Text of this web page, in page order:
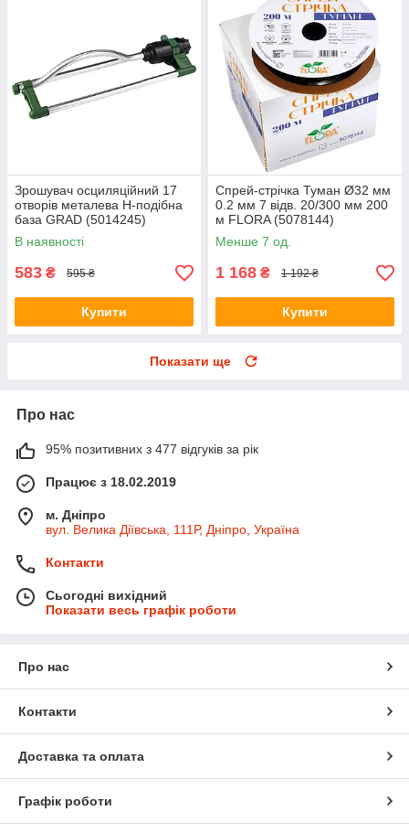
Зрошувач осциляційний 17
отворів металева Н-подібна
база GRAD (5014245)
В наявності
583 ₴ 595 ₴
Купити
Спрей-стрічка Туман Ø32 мм
0.2 мм 7 відв. 20/300 мм 200
м FLORA (5078144)
Менше 7 од.
1 168 ₴ 1 192 ₴
Купити
Показати ще
Про нас
95% позитивних з 477 відгуків за рік
Працює з 18.02.2019
м. Дніпро
вул. Велика Діївська, 111Р, Дніпро, Україна
Контакти
Сьогодні вихідний
Показати весь графік роботи
Про нас
Контакти
Доставка та оплата
Графік роботи